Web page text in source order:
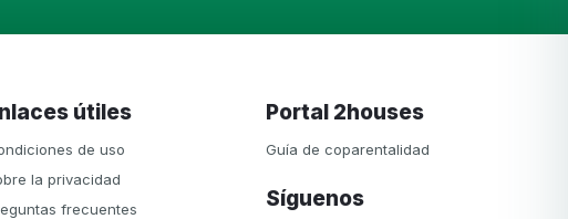
Enlaces útiles
de uso
la privacidad
frecuentes
Portal 2houses
Guía de coparentalidad
Síguenos